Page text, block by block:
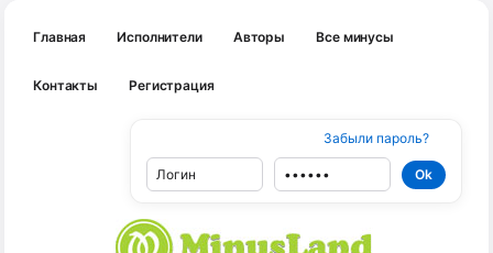
Главная Исполнители Авторы Все минусы
Контакты Регистрация
Забыли пароль?